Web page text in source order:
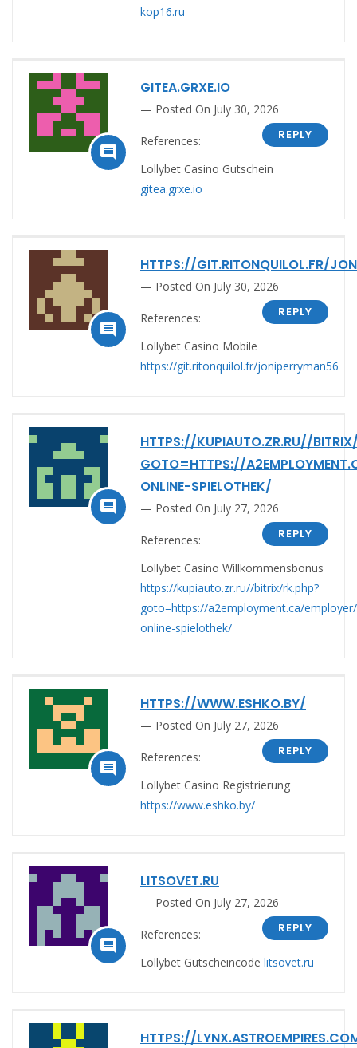
kop16.ru

GITEA.GRXE.IO
Posted On July 30, 2026
REPLY
References:
Lollybet Casino Gutschein
gitea.grxe.io

HTTPS://GIT.RITONQUILOL.FR/
Posted On July 30, 2026
REPLY
References:
Lollybet Casino Mobile
https://git.ritonquilol.fr/joniperryman56

HTTPS://KUPIAUTO.ZR.RU//
GOTO=HTTPS://
ONLINE-SPIELOTHEK/
Posted On July 27, 2026
REPLY
References:
Lollybet Casino Willkommensbonus
https://kupiauto.zr.ru//bitrix/rk.php?
goto=https://a2employment.ca/
online-spielothek/

HTTPS://WWW.ESHKO.BY/
Posted On July 27, 2026
REPLY
References:
Lollybet Casino Registrierung
https://www.eshko.by/

LITSOVET.RU
Posted On July 27, 2026
REPLY
References:
Lollybet Gutscheincode litsovet.ru
HTTPS://